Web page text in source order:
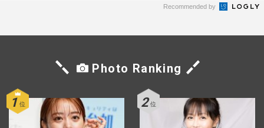
Recommended by
Photo Ranking